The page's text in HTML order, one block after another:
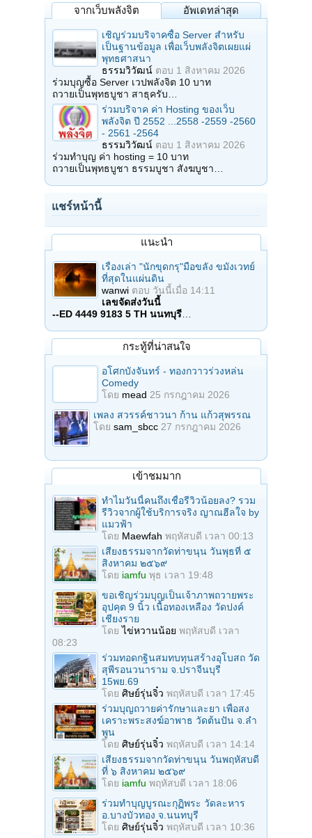
จากเว็บพลังจิต อัพเดทล่าสุด
เชิญร่วมบริจาคซื้อ Server สำหรับ
เป็นฐานข้อมูล เพื่อเว็บพลังจิตเผยแผ่
พุทธศาสนา
ธรรมวิวัฒน์ ตอบ 1 สิงหาคม 2026
ร่วมบุญซื้อ Server เวปพลังจิต 10 บาท
ถวายเป็นพุทธบูชา สาธุครับ…
ร่วมบริจาค ค่า Hosting ของเว็บ
พลังจิต ปี 2552 ...2558 -2559 -2560
- 2561 -2564
ธรรมวิวัฒน์ ตอบ 1 สิงหาคม 2026
ร่วมทำบุญ ค่า hosting = 10 บาท
ถวายเป็นพุทธบูชา ธรรมบูชา สังฆบูชา…
แชร์หน้านี้
แนะนำ
เรื่องเล่า "นักขุดกรุ"มือขลัง ขมังเวทย์
ที่สุดในแผ่นดิน
wanwi ตอบ วันนี้เมื่อ 14:11
เลขจัดส่งวันนี้
--ED 4449 9183 5 TH นนทบุรี
กระทู้ที่น่าสนใจ
อโศกบังจันทร์ - ทองกวาวร่วงหล่น
Comedy
โดย mead 25 กรกฎาคม 2026
เพลง สวรรค์ชาวนา ก้าน แก้วสุพรรณ
โดย sam_sbcc 27 กรกฎาคม 2026
เข้าชมมาก
ทำไมวันนี้คนถึงเชื่อรีวิวน้อยลง? รวม
รีวิวจากผู้ใช้บริการจริง ญาณฮีลใจ by
แมวฟ้า
โดย Maewfah พฤหัสบดี เวลา 00:13
เสียงธรรมจากวัดท่าขนุน วันพุธที่ ๕
สิงหาคม ๒๕๖๙
โดย iamfu พุธ เวลา 19:48
ขอเชิญร่วมบุญเป็นเจ้าภาพถวายพระ
อุปคุต 9 นิ้ว เนื้อทองเหลือง วัดปงค์
เชียงราย
โดยไข่หวานน้อย พฤหัสบดี เวลา
08:23
ร่วมทอดกฐินสมทบทุนสร้างอุโบสถ วัด
สุพีรอนวนาราม จ.ปราจีนบุรี
15พย.69
โดย ศิษย์รุ่นจิ๋ว พฤหัสบดี เวลา 17:45
ร่วมบุญถวายค่ารักษาและยา เพื่อสง
เคราะพระสงฆ์อาพาธ วัดต้นปัน จ.ลํา
พูน
โดย ศิษย์รุ่นจิ๋ว พฤหัสบดี เวลา 14:14
เสียงธรรมจากวัดท่าขนุน วันพฤหัสบดี
ที่ ๖ สิงหาคม ๒๕๖๙
โดย iamfu พฤหัสบดี เวลา 18:06
ร่วมทําบุญบูรณะกุฏิพระ วัดละหาร
อ.บางบัวทอง จ.นนทบุรี
โดย ศิษย์รุ่นจิ๋ว พฤหัสบดี เวลา 10:36